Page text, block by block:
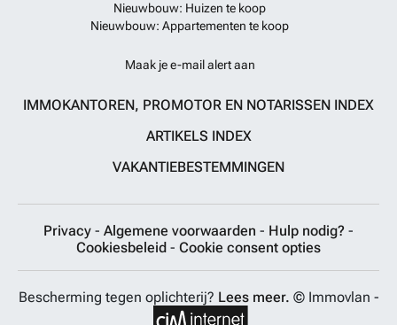
Nieuwbouw: Huizen te koop
Nieuwbouw: Appartementen te koop
Maak je e-mail alert aan
IMMOKANTOREN, PROMOTOR EN NOTARISSEN INDEX
ARTIKELS INDEX
VAKANTIEBESTEMMINGEN
Privacy - Algemene voorwaarden - Hulp nodig? -
Cookiesbeleid - Cookie consent opties
Bescherming tegen oplichterij? Lees meer. © Immovlan -